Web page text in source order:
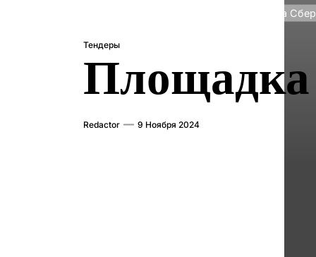
Площадка
Тендеры
Площадка
Redactor 9 Ноября 2024